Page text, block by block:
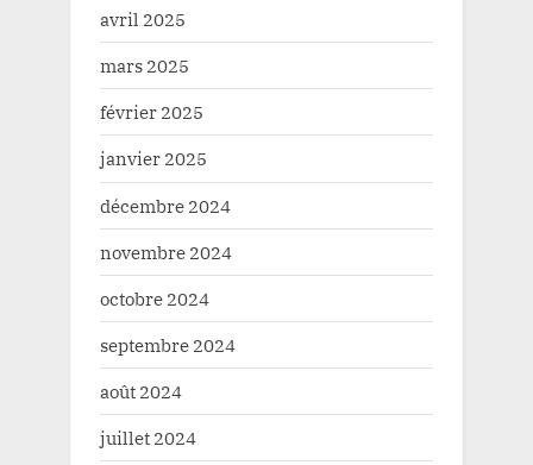
avril 2025
mars 2025
février 2025
janvier 2025
décembre 2024
novembre 2024
octobre 2024
septembre 2024
août 2024
juillet 2024